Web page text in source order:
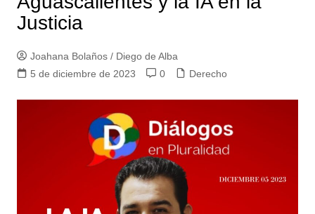
Justicia
Joahana Bolaños / Diego de Alba
5 de diciembre de 2023
0 Derecho